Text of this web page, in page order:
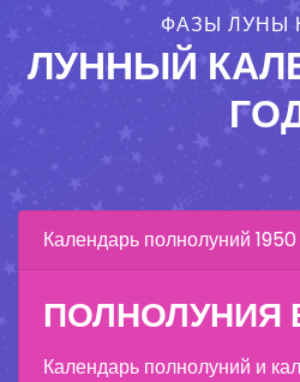
ФАЗЫ ЛУНЫ
ЛУННЫЙ
Календарь полнолуний 1950
ПОЛНОЛУНИЯ
Календарь полнолуний и